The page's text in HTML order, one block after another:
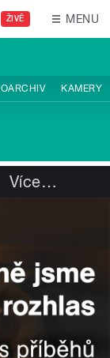
ŽIVĚ MENU
KAMERY
Více…